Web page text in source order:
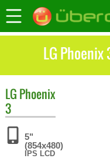
LG Phoenix
LG Phoenix
3
5"
(854x480)
IPS LCD